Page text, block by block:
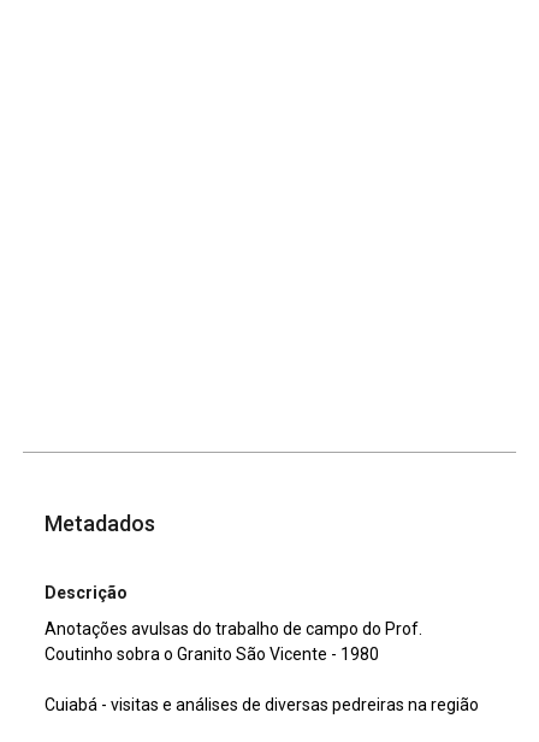
Metadados
Descrição
Anotações avulsas do trabalho de campo do Prof.
Coutinho sobra o Granito São Vicente - 1980
Cuiabá - visitas e análises de diversas pedreiras na região